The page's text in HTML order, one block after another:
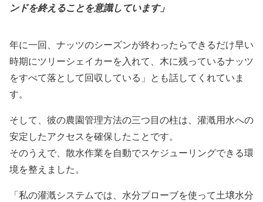
ンドを終えることを意識しています」
年に一回、ナッツのシーズンが終わったらできるだけ早い
時期にツリーシェイカーを入れて、木に残っているナッツ
をすべて落として回収している」とも話してくれていま
す。
そして、彼の農園管理方法の三つ目の柱は、灌漑用水への
安定したアクセスを確保したことです。
そのうえで、散水作業を自動でスケジューリングできる環
境を整えました。
「私の灌漑システムでは、水分プローブを使って土壌水分